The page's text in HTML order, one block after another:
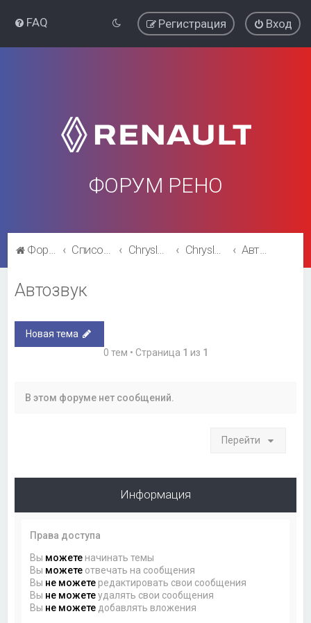
FAQ Вход
Регистрация
ФОРУМ РЕНО
Форум Рено Список форумов Chrysler Voyager\ Dodge Caravan Chrysler Voyager\ Dodge Caravan Автозвук
Автозвук
Новая тема
0 тем • Страница 1 из 1
В этом форуме нет сообщений.
Перейти
Информация
Права доступа
Вы можете начинать темы
Вы можете отвечать на сообщения
Вы не можете редактировать свои сообщения
Вы не можетеудалять свои сообщения
Вы не можете добавлять вложения